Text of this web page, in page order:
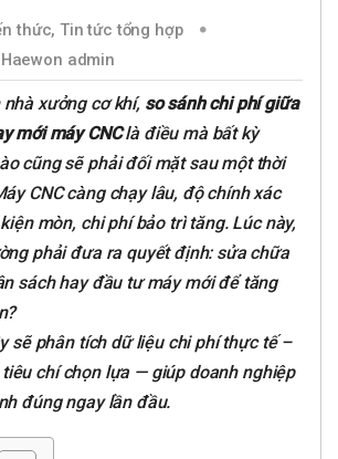
thức,Tin tức tổng hợp
Haewon admin
nhà xưởng cơ khí, so sánh chi phí giữa
mới máy CNClà điều mà bất kỳ
cũng sẽ phải đối mặt sau một thời
CNC càng chạy lâu, độ chính xác
mòn, chi phí bảo trì tăng. Lúc này,
phải đưa ra quyết định: sửa chữa
sách hay đầu tư máy mới để tăng
sẽ phân tích dữ liệu chi phí thực tế –
chí chọn lựa — giúp doanh nghiệp
đúng ngay lần đầu.